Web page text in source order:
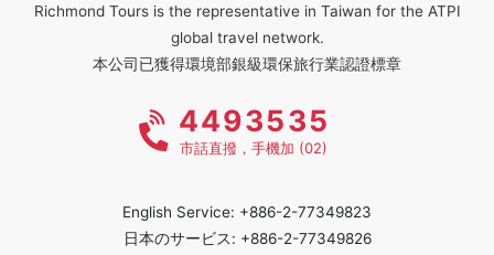
Richmond Tours is the representative in Taiwan for the ATPI
global travel network.
本公司已獲得環境部銀級環保旅行業認證標章
4493535
市話直撥，手機加 (02)
English Service: +886-2-77349823
日本のサービス: +886-2-77349826